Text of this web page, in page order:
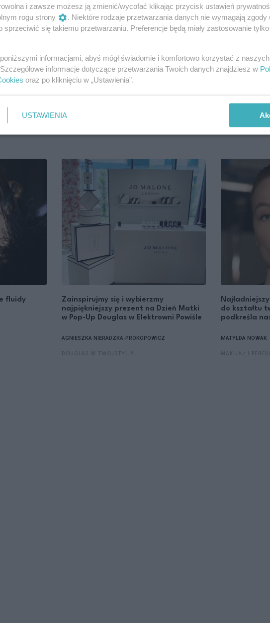
makijaż
odcień
Trwały makijaż ust bez przykrych
skutków ubocznych? Z tymi pomadkami
Paulina
kosmetyków
Collection i
AGNIESZKA
fluidy
Zainspirujmy się i wybierzmy
najpiękniejszy prezent na Dzień Matki
w Pop-Up Douglas w Elektrowni Powiśle
AGNIESZKA NIERADZKA-PROKOPOWICZ
do kształtu
podkreśla
MATYLDA NOWAK
i zawsze możesz ją zmienić/wycofać klikając przycisk ustawień
rogu strony
. Niektóre rodzaje przetwarzania danych nie wymagają zgody
sprzeciwić się takiemu przetwarzaniu. Preferencje będą miały zastosowanie
informacjami, abyś mógł świadomie i komfortowo korzystać z
informacje dotyczące przetwarzania Twoich danych znajdziesz w
oraz po kliknięciu w „Ustawienia”.
USTAWIENIA